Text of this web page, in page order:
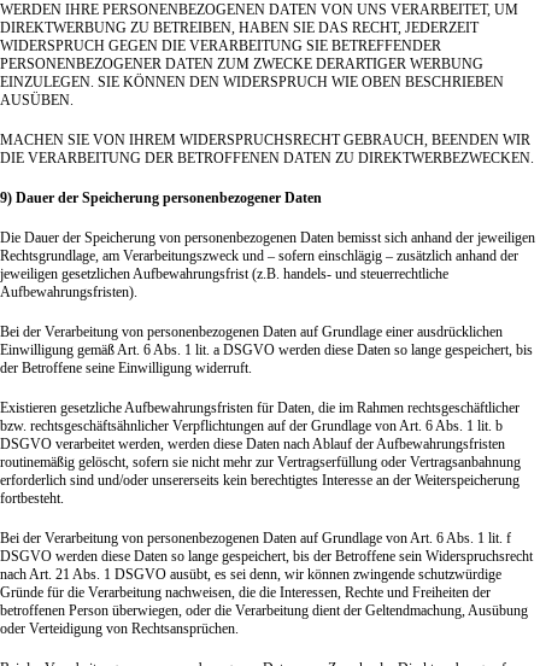
WERDEN IHRE PERSONENBEZOGENEN DATEN VON UNS VERARBEITET, UM
DIREKTWERBUNG ZU BETREIBEN, HABEN SIE DAS RECHT, JEDERZEIT
WIDERSPRUCH GEGEN DIE VERARBEITUNG SIE BETREFFENDER
PERSONENBEZOGENER DATEN ZUM ZWECKE DERARTIGER WERBUNG
EINZULEGEN. SIE KÖNNEN DEN WIDERSPRUCH WIE OBEN BESCHRIEBEN
AUSÜBEN.
MACHEN SIE VON IHREM WIDERSPRUCHSRECHT GEBRAUCH, BEENDEN WIR
DIE VERARBEITUNG DER BETROFFENEN DATEN ZU DIREKTWERBEZWECKEN.
9) Dauer der Speicherung personenbezogener Daten
Die Dauer der Speicherung von personenbezogenen Daten bemisst sich anhand der jeweiligen
Rechtsgrundlage, am Verarbeitungszweck und – sofern einschlägig – zusätzlich anhand der
jeweiligen gesetzlichen Aufbewahrungsfrist (z.B. handels- und steuerrechtliche
Aufbewahrungsfristen).
Bei der Verarbeitung von personenbezogenen Daten auf Grundlage einer ausdrücklichen
Einwilligung gemäß Art. 6 Abs. 1 lit. a DSGVO werden diese Daten so lange gespeichert, bis
der Betroffene seine Einwilligung widerruft.
Existieren gesetzliche Aufbewahrungsfristen für Daten, die im Rahmen rechtsgeschäftlicher
bzw. rechtsgeschäftsähnlicher Verpflichtungen auf der Grundlage von Art. 6 Abs. 1 lit. b
DSGVO verarbeitet werden, werden diese Daten nach Ablauf der Aufbewahrungsfristen
routinemäßig gelöscht, sofern sie nicht mehr zur Vertragserfüllung oder Vertragsanbahnung
erforderlich sind und/oder unsererseits kein berechtigtes Interesse an der Weiterspeicherung
fortbesteht.
Bei der Verarbeitung von personenbezogenen Daten auf Grundlage von Art. 6 Abs. 1 lit. f
DSGVO werden diese Daten so lange gespeichert, bis der Betroffene sein Widerspruchsrecht
nach Art. 21 Abs. 1 DSGVO ausübt, es sei denn, wir können zwingende schutzwürdige
Gründe für die Verarbeitung nachweisen, die die Interessen, Rechte und Freiheiten der
betroffenen Person überwiegen, oder die Verarbeitung dient der Geltendmachung, Ausübung
oder Verteidigung von Rechtsansprüchen.